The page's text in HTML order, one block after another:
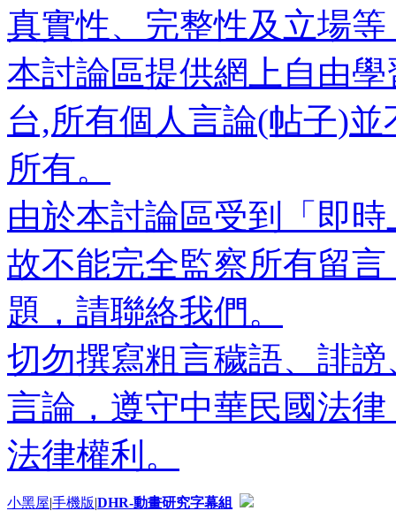
真實性、完整性及立場
本討論區提供網上自由
台,所有個人言論(帖子)
所有。
由於本討論區受到「即
故不能完全監察所有留
題，請聯絡我們。
切勿撰寫粗言穢語、誹
言論，遵守中華民國法
法律權利。
小黑屋|手機版|DHR-動畫研究字幕組